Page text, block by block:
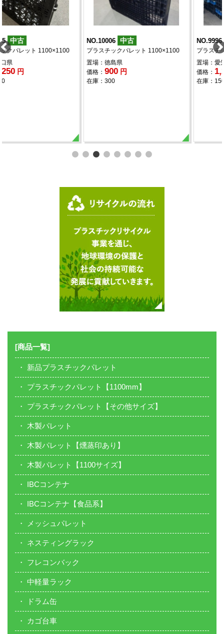
NO.10006
プラスチックパレット 1100×1100
置場：徳島県
価格：
NO.9996
プラスチックパレット 1100×1100
置場：愛知県
価格：
[商品一覧]
新品プラスチックパレット
プラスチックパレット【1100mm】
プラスチックパレット【その他サイズ】
木製パレット
木製パレット【燻蒸印あり】
木製パレット【1100サイズ】
IBCコンテナ
IBCコンテナ【食品系】
メッシュパレット
ネスティングラック
フレコンバック
中軽量ラック
ドラム缶
カゴ台車